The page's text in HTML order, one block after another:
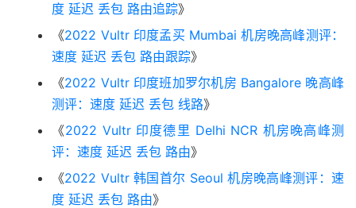
度 延迟 丢包 路由追踪》
《2022 Vultr 印度孟买 Mumbai 机房晚高峰测评：
速度 延迟 丢包 路由跟踪》
《2022 Vultr 印度班加罗尔机房 Bangalore 晚高峰
测评：速度 延迟 丢包 线路》
《2022 Vultr 印度德里 Delhi NCR 机房晚高峰测
评：速度 延迟 丢包 路由》
《2022 Vultr 韩国首尔 Seoul 机房晚高峰测评：速
度 延迟 丢包 路由》